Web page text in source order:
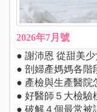
2026年7月號
● 謝沛恩 從甜美
● 剖婦產媽媽各階
● 產檢與生產醫院
● 好醫師５大檢驗
● 破解４個最常被